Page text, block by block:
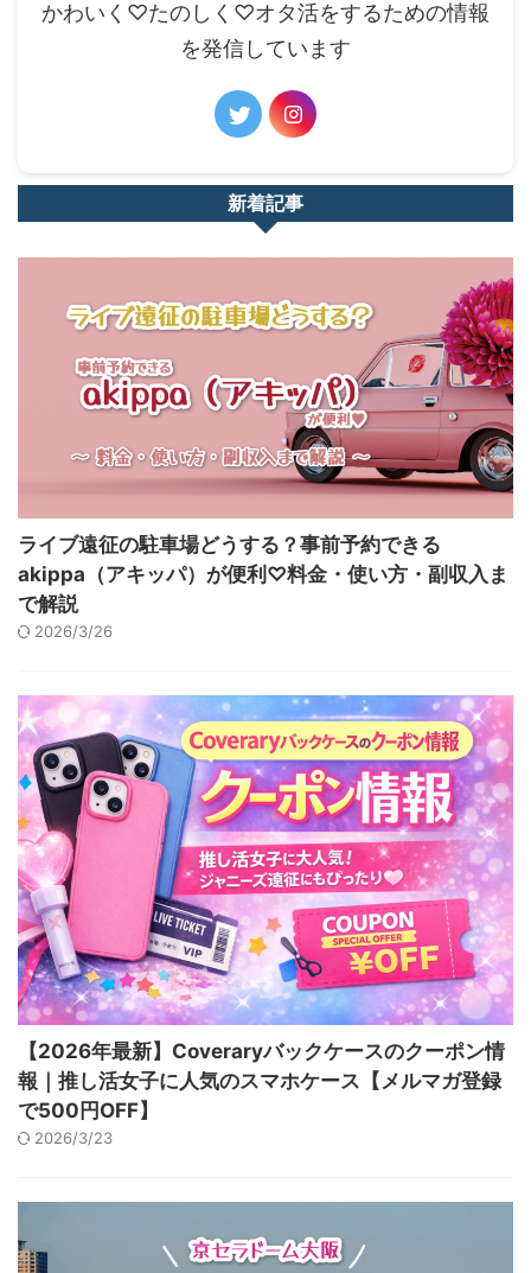
かわいく♡たのしく♡オタ活をするための情報
を発信しています
新着記事
ライブ遠征の駐車場どうする？事前予約できる
akippa（アキッパ）が便利♡料金・使い方・副収入ま
で解説
2026/3/26
【2026年最新】Coveraryバックケースのクーポン情
報｜推し活女子に人気のスマホケース【メルマガ登録
で500円OFF】
2026/3/23